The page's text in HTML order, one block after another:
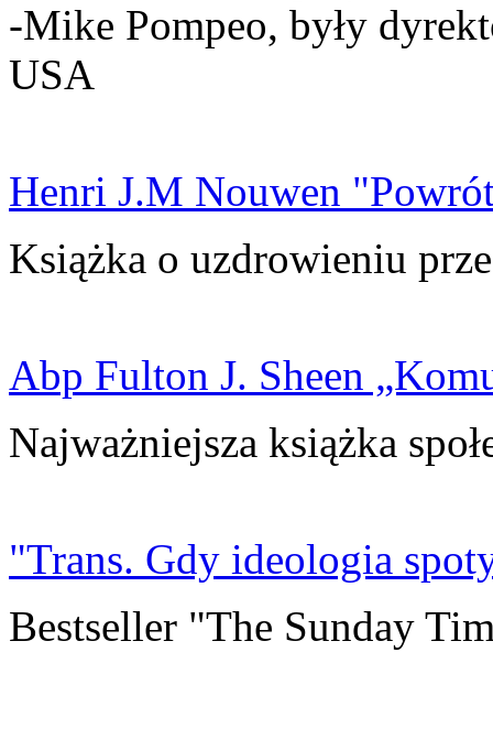
-Mike Pompeo, były
USA
Henri J.M Nouwen
Książka o uzdrowieniu
Abp Fulton J. Sheen
Najważniejsza książka
"Trans. Gdy ideologia
Bestseller "The Sunday